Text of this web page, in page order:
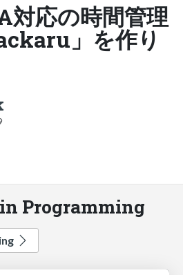
対応の時間管理
」を作り
Programming